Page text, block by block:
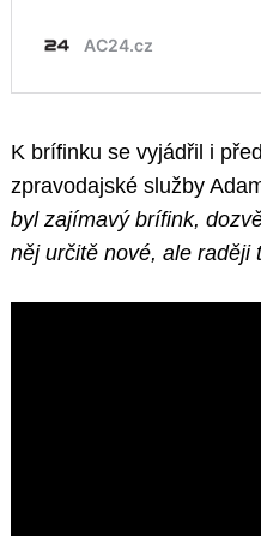
K brífinku se vyjádřil i
zpravodajské služby
byl zajímavý brífink,
něj určitě nové, ale raději